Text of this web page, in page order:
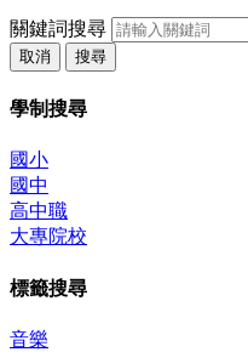
關鍵詞搜尋
取消 搜尋
學制搜尋
國小
國中
高中職
大專院校
標籤搜尋
音樂